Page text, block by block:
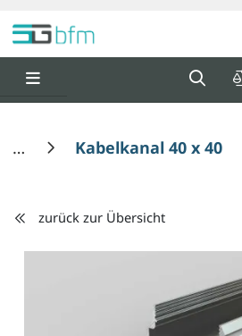
Kabelkanal 40 x 40
zurück zur Übersicht